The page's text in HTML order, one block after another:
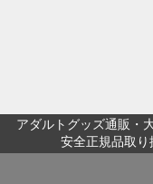
アダルトグッズ通販・
安全正規品取り